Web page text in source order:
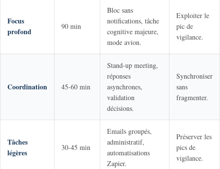
Focus
profond
90 min
Bloc sans
notifications, tâche
cognitive majeure,
mode avion.
Exploiter le
pic de
vigilance.
Coordination 45-60 min
Stand-up meeting,
réponses
asynchrones,
validation
décisions.
Synchroniser
sans
fragmenter.
Tâches
légères
30-45 min
Emails groupés,
administratif,
automatisations
Zapier.
Préserver les
pics de
vigilance.